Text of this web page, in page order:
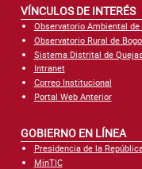
VÍNCULOS DE INTERÉS
Observatorio Ambiental de
Observatorio Rural de
Sistema Distrital de
Intranet
Correo Institucional
Portal Web Anterior
GOBIERNO EN LÍNEA
Presidencia de la
MinTIC